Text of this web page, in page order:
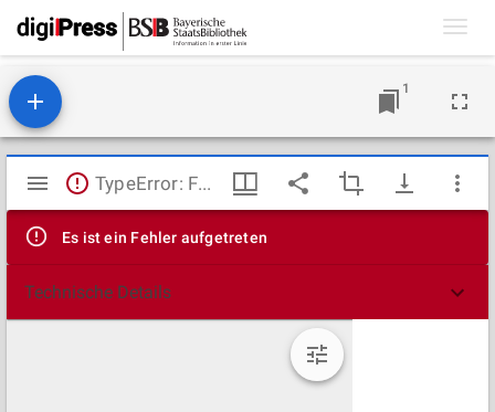
1
Mirador
Viewer
TypeError: Failed to fetch
Es ist ein Fehler aufgetreten
Technische Details